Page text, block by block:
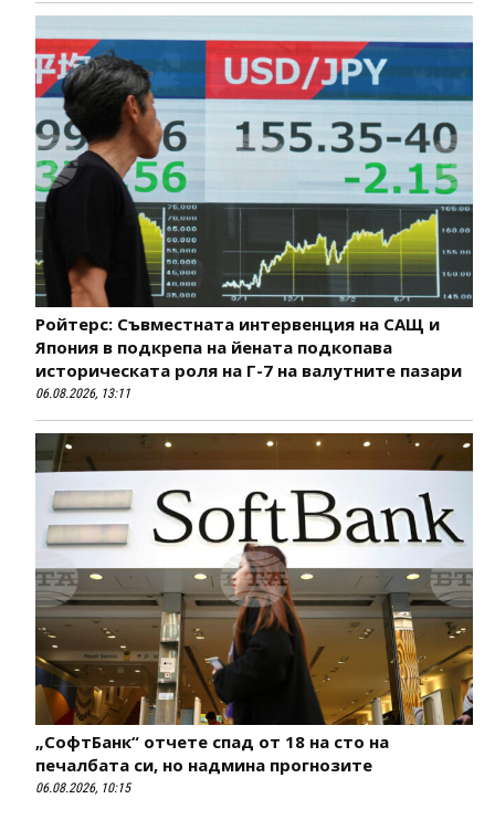
Ройтерс: Съвместната интервенция на САЩ и
Япония в подкрепа на йената подкопава
историческата роля на Г-7 на валутните пазари
06.08.2026, 13:11
„СофтБанк“ отчете спад от 18 на сто на
печалбата си, но надмина прогнозите
06.08.2026, 10:15